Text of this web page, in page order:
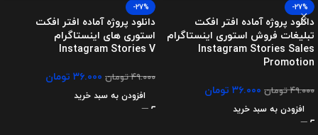
-27%
دانلود پروژه آماده افتر افکت
تبلیغات فروش استوری اینستاگرام
Instagram Stories Sales
Promotion
۴۹.۰۰۰تومان ۳۶.۰۰۰ تومان
افزودن به سبد خرید
-27%
دانلود پروژه آماده افتر افکت
استوری های اینستاگرام
Instagram Stories V
۴۹.۰۰۰تومان ۳۶.۰۰۰ تومان
افزودن به سبد خرید